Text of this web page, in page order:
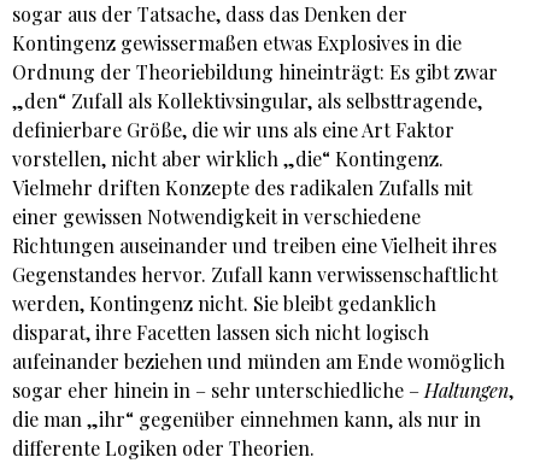
sogar aus der Tatsache, dass das Denken der
Kontingenz gewissermaßen etwas Explosives in die
Ordnung der Theoriebildung hineinträgt: Es gibt zwar
„den“ Zufall als Kollektivsingular, als selbsttragende,
definierbare Größe, die wir uns als eine Art Faktor
vorstellen, nicht aber wirklich „die“ Kontingenz.
Vielmehr driften Konzepte des radikalen Zufalls mit
einer gewissen Notwendigkeit in verschiedene
Richtungen auseinander und treiben eine Vielheit ihres
Gegenstandes hervor. Zufall kann verwissenschaftlicht
werden, Kontingenz nicht. Sie bleibt gedanklich
disparat, ihre Facetten lassen sich nicht logisch
aufeinan­der beziehen und münden am Ende womöglich
sogar eher hinein in – sehr unterschiedliche –Haltungen,
die man „ihr“ gegenüber einnehmen kann, als nur in
differente Logiken oder Theorien.